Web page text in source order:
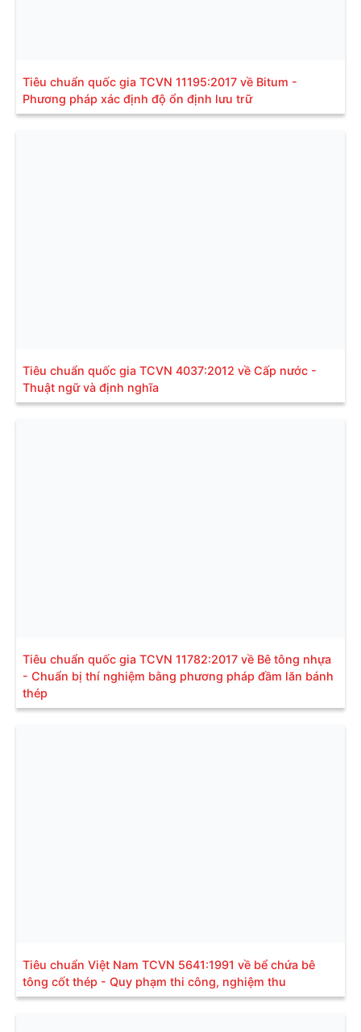
Tiêu chuẩn quốc gia TCVN 11195:2017 về Bitum -
Phương pháp xác định độ ổn định lưu trữ
Tiêu chuẩn quốc gia TCVN 4037:2012 về Cấp nước -
Thuật ngữ và định nghĩa
Tiêu chuẩn quốc gia TCVN 11782:2017 về Bê tông nhựa
- Chuẩn bị thí nghiệm bằng phương pháp đầm lăn bánh
thép
Tiêu chuẩn Việt Nam TCVN 5641:1991 về bể chứa bê
tông cốt thép - Quy phạm thi công, nghiệm thu